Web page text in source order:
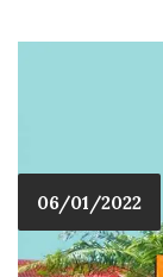
06/01/2022